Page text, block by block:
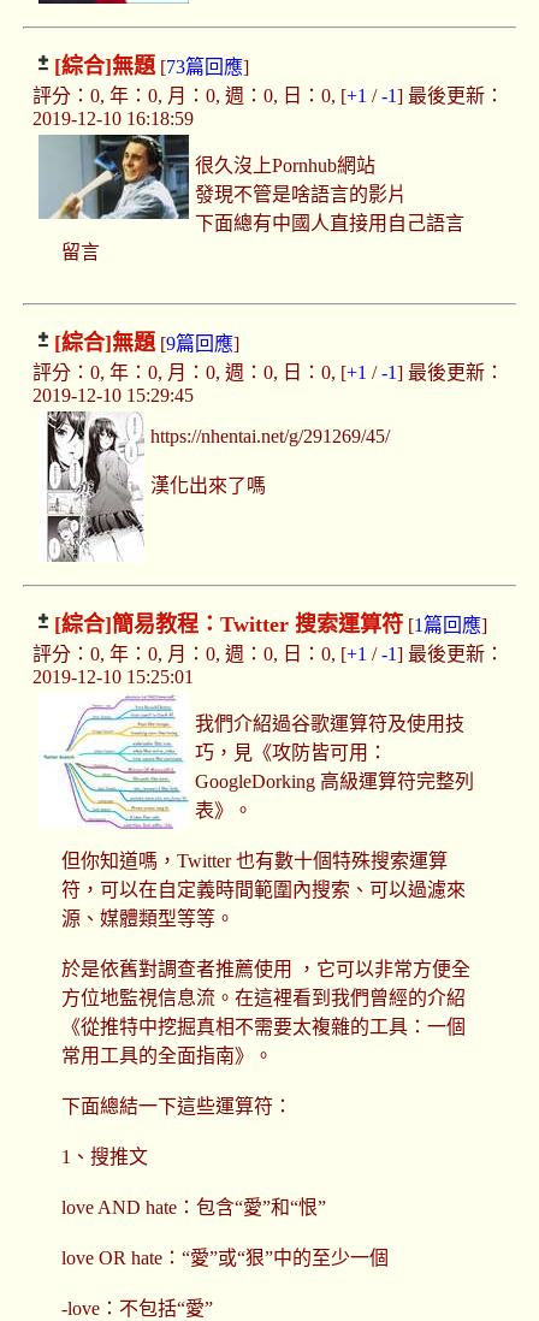
[綜合]無題[73篇回應]
評分：0, 年：0, 月：0, 週：0, 日：0, [+1 /-1] 最後更新：
2019-12-10 16:18:59
很久沒上Pornhub網站
發現不管是啥語言的影片
下面總有中國人直接用自己語言
留言
[綜合]無題[9篇回應]
評分：0, 年：0, 月：0, 週：0, 日：0, [+1 /-1] 最後更新：
2019-12-10 15:29:45
https://nhentai.net/g/291269/45/
漢化出來了嗎
[綜合]簡易教程：Twitter 搜索運算符[1篇回應]
評分：0, 年：0, 月：0, 週：0, 日：0, [+1 /-1] 最後更新：
2019-12-10 15:25:01
我們介紹過谷歌運算符及使用技
巧，見《攻防皆可用：
GoogleDorking 高級運算符完整列
表》。
但你知道嗎，Twitter 也有數十個特殊搜索運算
符，可以在自定義時間範圍內搜索、可以過濾來
源、媒體類型等等。
於是依舊對調查者推薦使用 ，它可以非常方便全
方位地監視信息流。在這裡看到我們曾經的介紹
《從推特中挖掘真相不需要太複雜的工具：一個
常用工具的全面指南》。
下面總結一下這些運算符：
1、搜推文
love AND hate：包含“愛”和“恨”
love OR hate：“愛”或“狠”中的至少一個
-love：不包括“愛”